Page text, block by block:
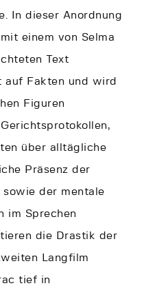
In dieser Anordnung
einem von Selma
Text
auf Fakten und wird
Figuren
über alltägliche
Präsenz der
der mentale
im Sprechen
die Drastik der
Langfilm
tief in